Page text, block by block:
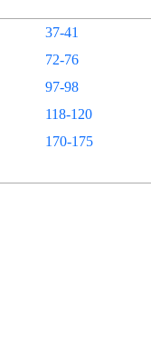
37-41
72-76
97-98
118-120
170-175